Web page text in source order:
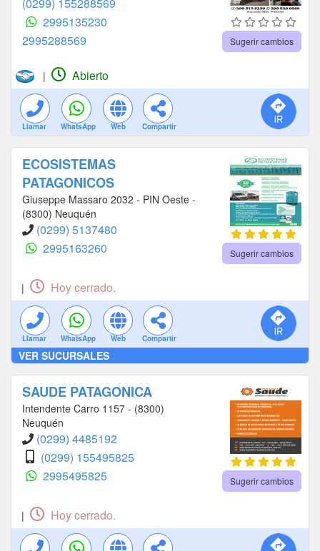
(0299) 155288569
2995135230
2995288569
Sugerir cambios
| Abierto
Llamar WhatsApp Web Compartir
ECOSISTEMAS
PATAGONICOS
Giuseppe Massaro 2032 - PIN Oeste -
(8300) Neuquén
(0299) 5137480
2995163260
Sugerir cambios
| Hoy cerrado.
Llamar WhatsApp Web Compartir
VER SUCURSALES
SAUDE PATAGONICA
Intendente Carro 1157 - (8300)
Neuquén
(0299) 4485192
(0299) 155495825
2995495825
Sugerir cambios
| Hoy cerrado.